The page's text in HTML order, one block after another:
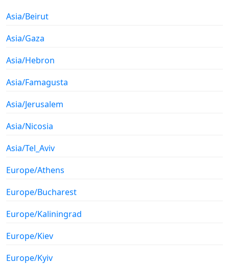
Asia/Beirut
Asia/Gaza
Asia/Hebron
Asia/Famagusta
Asia/Jerusalem
Asia/Nicosia
Asia/Tel_Aviv
Europe/Athens
Europe/Bucharest
Europe/Kaliningrad
Europe/Kiev
Europe/Kyiv